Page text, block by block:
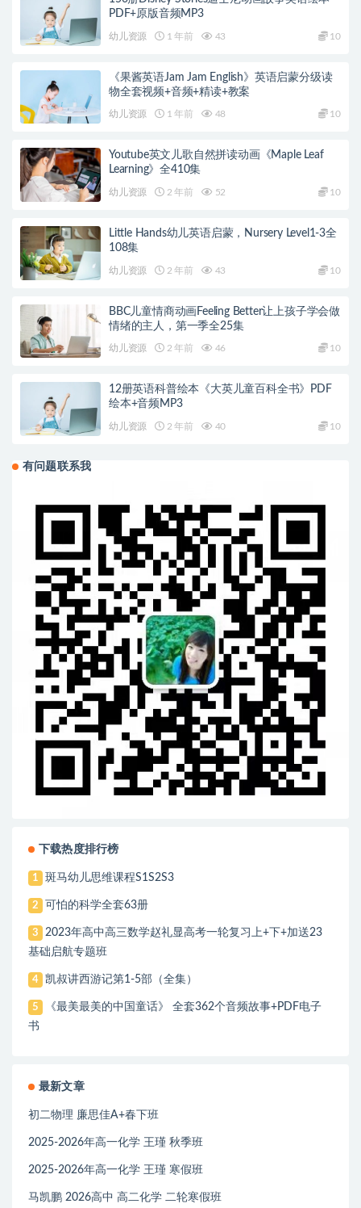
PDF+原版音频MP3
幼儿资源 1 年前 43 10
《果酱英语Jam Jam English》英语启蒙分级读
物全套视频+音频+精读+教案
幼儿资源 1 年前 48 10
Youtube英文儿歌自然拼读动画《Maple Leaf
Learning》全410集
幼儿资源 2 年前 52 10
Little Hands幼儿英语启蒙，Nursery Level1-3全
108集
幼儿资源 2 年前 43 10
BBC儿童情商动画Feeling Better让上孩子学会做
情绪的主人，第一季全25集
幼儿资源 2 年前 46 10
12册英语科普绘本《大英儿童百科全书》PDF
绘本+音频MP3
幼儿资源 2 年前 40 10
有问题联系我
下载热度排行榜
1 斑马幼儿思维课程S1S2S3
2 可怕的科学全套63册
3
2023年高中高三数学赵礼显高考一轮复习上+下+加送23
基础启航专题班
4 凯叔讲西游记第1-5部（全集）
5
《最美最美的中国童话》 全套362个音频故事+PDF电子
书
最新文章
初二物理 廉思佳A+春下班
2025-2026年高一化学 王瑾 秋季班
2025-2026年高一化学 王瑾 寒假班
马凯鹏 2026高中 高二化学 二轮寒假班